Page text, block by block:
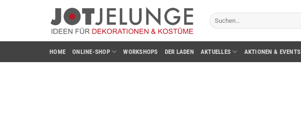
Suchen
nach:
HOME ONLINE-SHOP WORKSHOPS DER LADEN AKTUELLES AKTIONEN & EVENTS